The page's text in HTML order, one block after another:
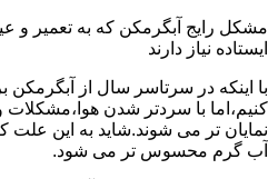
مشکل رایج آبگرمکن که به تعمیر و
ایستاده نیاز دارند
با اینکه در سرتاسر سال از
کنیم،اما با سردتر شدن
نمایان تر می شوند.شاید به این علت
آب گرم محسوس تر می شود.